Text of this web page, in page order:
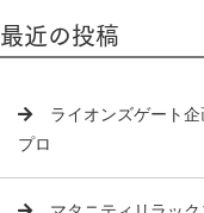
最近の投稿
ライオンズゲート
プロ